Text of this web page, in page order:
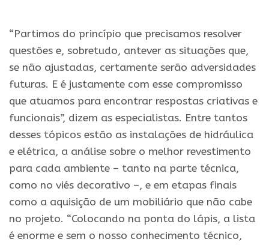
“Partimos do princípio que precisamos resolver
questões e, sobretudo, antever as situações que,
se não ajustadas, certamente serão adversidades
futuras. E é justamente com esse compromisso
que atuamos para encontrar respostas criativas e
funcionais”, dizem as especialistas. Entre tantos
desses tópicos estão as instalações de hidráulica
e elétrica, a análise sobre o melhor revestimento
para cada ambiente – tanto na parte técnica,
como no viés decorativo –, e em etapas finais
como a aquisição de um mobiliário que não cabe
no projeto. “Colocando na ponta do lápis, a lista
é enorme e sem o nosso conhecimento técnico,